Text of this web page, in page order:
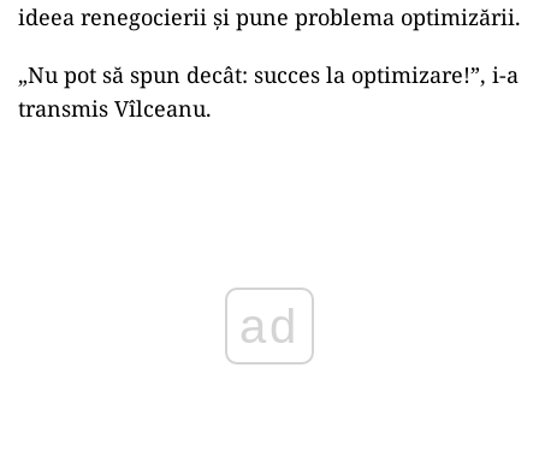
ideea renegocierii și pune problema optimizării.
„Nu pot să spun decât: succes la optimizare!”, i-a
transmis Vîlceanu.